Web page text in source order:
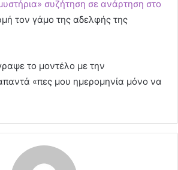
συζήτηση σε ανάρτηση στo
τον γάμο της αδελφής της
το μοντέλο με την
«πες μου ημερομηνία μόνο να